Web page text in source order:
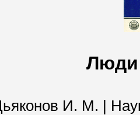
Люди
И. М. |